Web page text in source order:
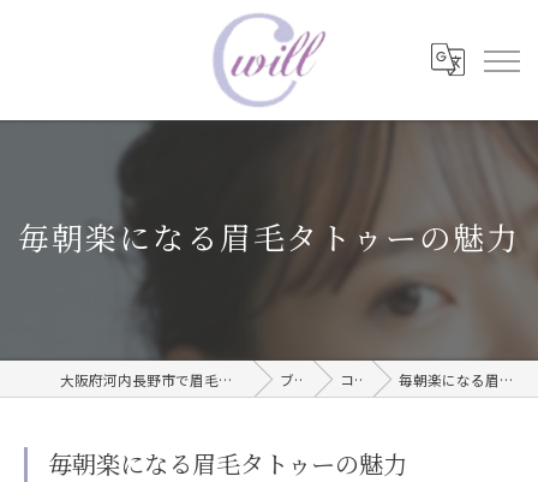
毎朝楽になる眉毛タトゥーの魅力
大阪府河内長野市で眉毛タトゥーならwill care サロン ブログ コラム 毎朝楽になる眉毛タトゥーの魅力
毎朝楽になる眉毛タトゥーの魅力